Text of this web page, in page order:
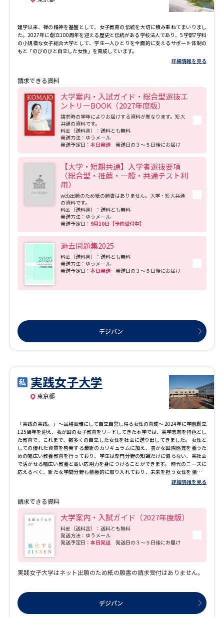
建学以来、禅の精神を基盤として、女子教育の伝統を大切に積み重ねてまいりまし
た。2027年に創立100周年を迎える歴史と伝統がある学校法人であり、5学部7学科
の小規模な女子総合大学として、学生一人ひとりを全面的に支えるサポート体制の
もと「のびのびと自立した女性」を育成しています。
詳細情報を見る
請求できる資料
大学案内・入試ガイド・総合型選抜エ
ントリーBOOK（2027年度版）
請求時の学年によりお届けする資料が異なります。短大
共通の資料です。
料金（送料含）：送料とも無料
発送方法：ゆうメール
発送予定日： 本日発送 発送日の３～５日後にお届け
【大学・短期共通】入学者選抜要項
（総合型・推薦・一般・共通テスト利
用）
web出願のため紙の願書はありません。大学・短大共通
の資料です。
料金（送料含）：送料とも無料
発送方法：ゆうメール
発送予定日： 9月10日【予約受付中】
過去問題集2025
料金（送料含）：送料とも無料
発送方法：ゆうメール
発送予定日： 本日発送 発送日の３～５日後にお届け
デジパン
実践女子大学
東京都
「実践の実践。」 ～品格高雅にして自立自営し得る女性の育成～ 2024年に学園創立
125周年を迎え、我が国の女子教育をリードしてきた本学では、実学志向を特色とし
た教育で、これまで、数多くの自立した女性を社会に送り出してきました。 女性と
しての優れた資質を啓発する最新のカリキュラムに加え、豊かな国際感覚を養うた
めの幅広い教養教育を行っており、学生は専門分野の知識だけに偏らない、実社会
で活かせる幅広い教養と高い応用力を身につけることができます。 時代のニーズに
応えるべく、新たな学問分野も積極的に取り入れており、未来を担う女性を強力に
詳細情報を見る
請求できる資料
大学案内・入試ガイド（2027年度版）
料金（送料含）：送料とも無料
発送方法：ゆうメール
発送予定日： 本日発送 発送日の３～５日後にお届け
実践女子大学はネット出願のため紙の願書の請求受付はありません。
デジパン